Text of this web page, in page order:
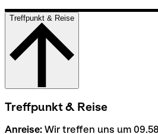
Treffpunkt & Reise
Treffpunkt & Reise
Anreise: Wir treffen uns um